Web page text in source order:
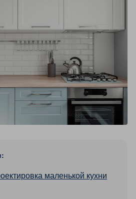
маленькой кухни